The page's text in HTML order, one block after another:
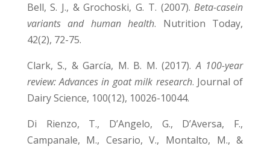
Bell, S. J., & Grochoski, G. T. (2007).Beta-casein
variants and human health. Nutrition Today,
42(2), 72-75.
Clark, S., & García, M. B. M. (2017).A 100-year
review: Advances in goat milk research. Journal of
Dairy Science, 100(12), 10026-10044.
Di Rienzo, T., D’Angelo, G., D’Aversa, F.,
Campanale, M., Cesario, V., Montalto, M., &